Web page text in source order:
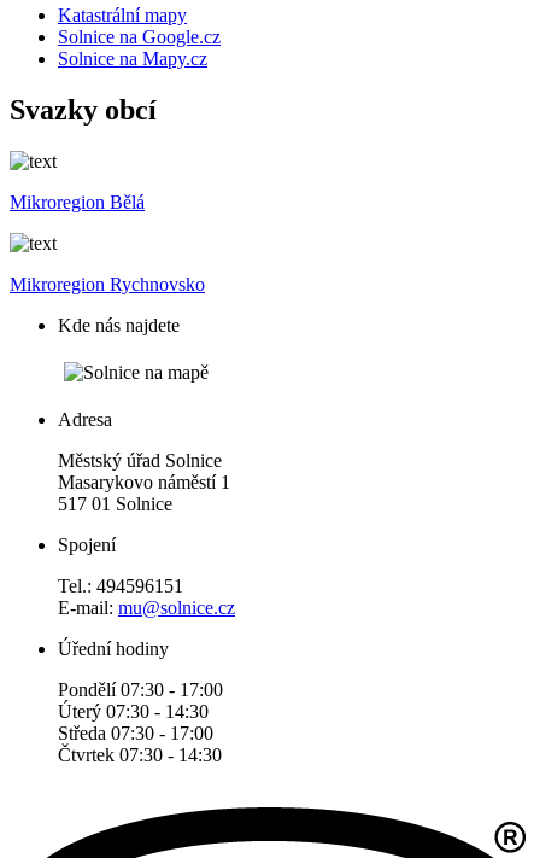
Katastrální mapy
Solnice na Google.cz
Solnice na Mapy.cz
Svazky obcí
Mikroregion Bělá
Mikroregion Rychnovsko
Kde nás najdete
Adresa
Městský úřad Solnice
Masarykovo náměstí 1
517 01 Solnice
Spojení
Tel.: 494596151
E-mail: mu@solnice.cz
Úřední hodiny
Pondělí 07:30 - 17:00
Úterý 07:30 - 14:30
Středa 07:30 - 17:00
Čtvrtek 07:30 - 14:30